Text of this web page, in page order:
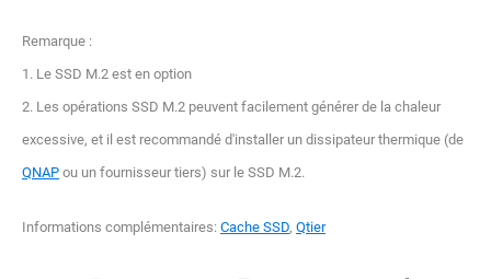
Remarque :
1. Le SSD M.2 est en option
2. Les opérations SSD M.2 peuvent facilement générer de la chaleur
excessive, et il est recommandé d'installer un dissipateur thermique (de
QNAP ou un fournisseur tiers) sur le SSD M.2.
Informations complémentaires: Cache SSD, Qtier